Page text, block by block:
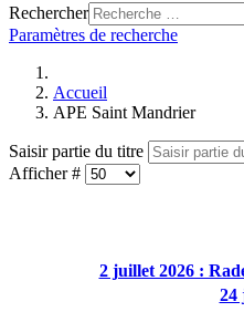
Rechercher
Paramètres de recherche
Accueil
APE Saint Mandrier
Saisir partie du titre
Afficher #
2 juillet 2026 :
24